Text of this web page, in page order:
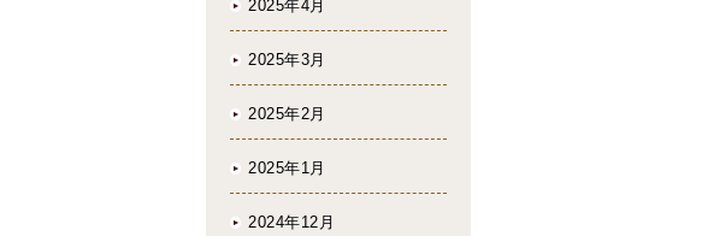
2025年4月
2025年3月
2025年2月
2025年1月
2024年12月